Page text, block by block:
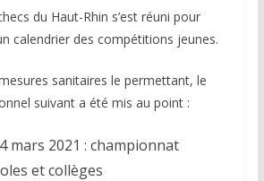
du Haut-Rhin s’est réuni pour
calendrier des compétitions jeunes.
sanitaires le permettant, le
suivant a été mis au point :
mars 2021 : championnat
et collèges